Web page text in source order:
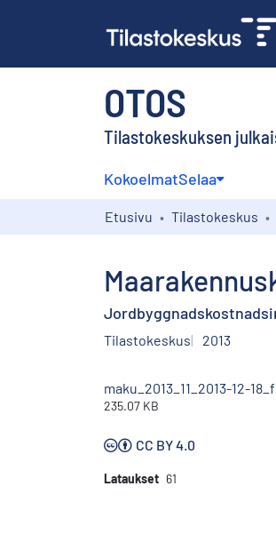
OTOS
Tilastokeskuksen
KokoelmatSelaa
Etusivu Tilastokeskus
Tilastokeskus 2013
maku_2013_11_2013-12-
235.07 KB
CC BY 4.0
Lataukset 61